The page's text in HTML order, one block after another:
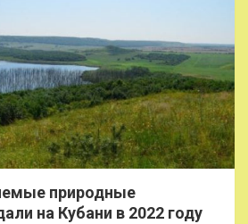
природные
на Кубани в 2022 году